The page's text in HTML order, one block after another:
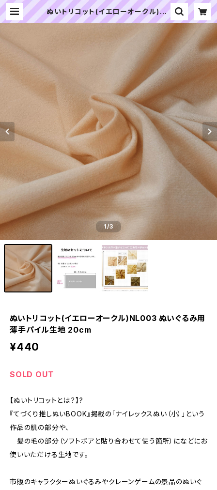
ぬいトリコット(イエローオークル)NL
003 ぬいぐるみ用薄手パイル生地 2
1/3
ぬいトリコット(イエローオークル)NL003 ぬいぐるみ用
薄手パイル生地 20cm
¥440
SOLD OUT
【ぬいトリコットとは？】?
『てづくり推しぬいBOOK』掲載の「ナイレックスぬい（小）」という
作品の肌の部分や、
髪の毛の部分（ソフトボアと貼り合わせて使う箇所）になどにお
使いいただける生地です。
市販のキャラクターぬいぐるみやクレーンゲームの景品のぬいぐ